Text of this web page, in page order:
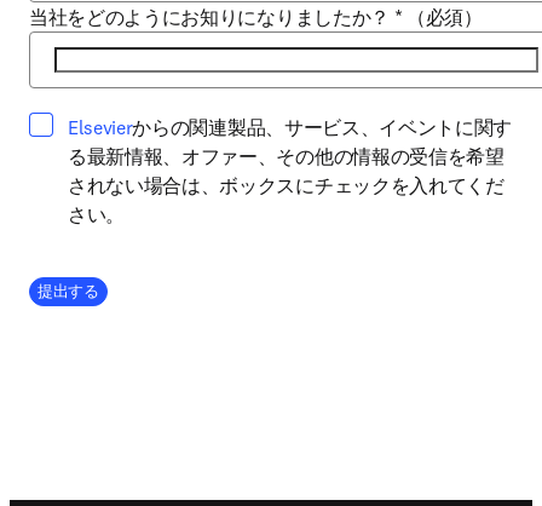
当社をどのようにお知りになりましたか？ * （必須）
Elsevieropens in new tab/window
からの関連製品、サービス、イベントに関す
る最新情報、オファー、その他の情報の受信を希望
されない場合は、ボックスにチェックを入れてくだ
さい。
Company Division
提出する